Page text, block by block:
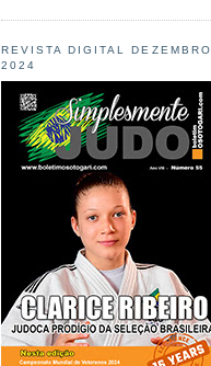
REVISTA DIGITAL DEZEMBRO
2024